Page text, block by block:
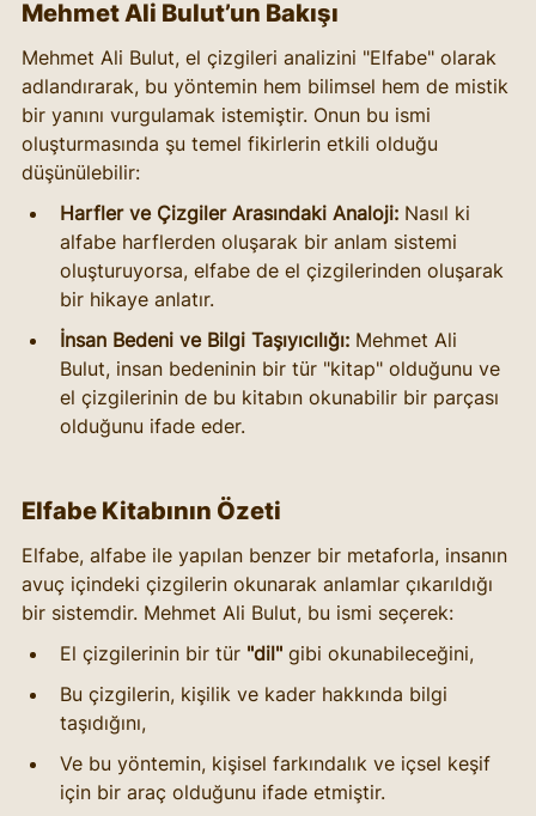
Mehmet Ali Bulut’un Bakışı
Mehmet Ali Bulut, el çizgileri analizini "Elfabe" olarak
adlandırarak, bu yöntemin hem bilimsel hem de mistik
bir yanını vurgulamak istemiştir. Onun bu ismi
oluşturmasında şu temel fikirlerin etkili olduğu
düşünülebilir:
Harfler ve Çizgiler Arasındaki Analoji: Nasıl ki
alfabe harflerden oluşarak bir anlam sistemi
oluşturuyorsa, elfabe de el çizgilerinden oluşarak
bir hikaye anlatır.
İnsan Bedeni ve Bilgi Taşıyıcılığı: Mehmet Ali
Bulut, insan bedeninin bir tür "kitap" olduğunu ve
el çizgilerinin de bu kitabın okunabilir bir parçası
olduğunu ifade eder.
Elfabe Kitabının Özeti
Elfabe, alfabe ile yapılan benzer bir metaforla, insanın
avuç içindeki çizgilerin okunarak anlamlar çıkarıldığı
bir sistemdir. Mehmet Ali Bulut, bu ismi seçerek:
El çizgilerinin bir tür "dil" gibi okunabileceğini,
Bu çizgilerin, kişilik ve kader hakkında bilgi
taşıdığını,
Ve bu yöntemin, kişisel farkındalık ve içsel keşif
için bir araç olduğunu ifade etmiştir.